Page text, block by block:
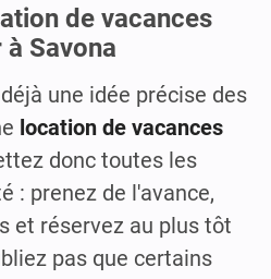
de vacances
Savona
une idée précise des
location de vacances
donc toutes les
: prenez de l'avance,
et réservez au plus tôt
pas que certains